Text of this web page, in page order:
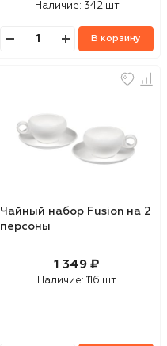
Наличие: 342 шт
В корзину
Чайный набор Fusion на 2
персоны
1 349 ₽
Наличие: 116 шт